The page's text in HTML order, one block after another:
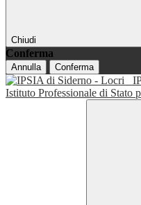
Chiudi
Conferma
Annulla Conferma
Istituto Professionale di Stato